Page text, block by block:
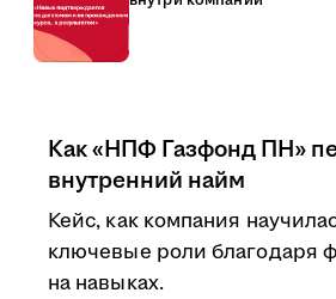
Как «НПФ Газфонд ПН»
внутренний найм
Кейс, как компания
ключевые роли благодаря
на навыках.